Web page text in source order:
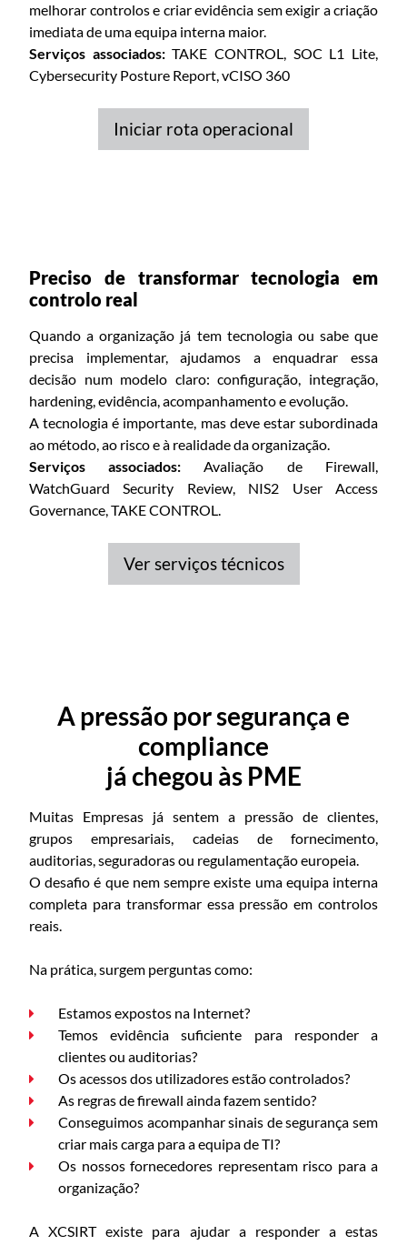
melhorar controlos e criar evidência sem exigir a criação
imediata de uma equipa interna maior.
Serviços associados: TAKE CONTROL, SOC L1 Lite,
Cybersecurity Posture Report, vCISO 360
Iniciar rota operacional
Preciso de transformar tecnologia em
controlo real
Quando a organização já tem tecnologia ou sabe que
precisa implementar, ajudamos a enquadrar essa
decisão num modelo claro: configuração, integração,
hardening, evidência, acompanhamento e evolução.
A tecnologia é importante, mas deve estar subordinada
ao método, ao risco e à realidade da organização.
Serviços associados: Avaliação de Firewall,
WatchGuard Security Review, NIS2 User Access
Governance, TAKE CONTROL.
Ver serviços técnicos
A pressão por segurança e
compliance
já chegou às PME
Muitas Empresas já sentem a pressão de clientes,
grupos empresariais, cadeias de fornecimento,
auditorias, seguradoras ou regulamentação europeia.
O desafio é que nem sempre existe uma equipa interna
completa para transformar essa pressão em controlos
reais.
Na prática, surgem perguntas como:
Estamos expostos na Internet?
Temos evidência suficiente para responder a
clientes ou auditorias?
Os acessos dos utilizadores estão controlados?
As regras de firewall ainda fazem sentido?
Conseguimos acompanhar sinais de segurança sem
criar mais carga para a equipa de TI?
Os nossos fornecedores representam risco para a
organização?
A XCSIRT existe para ajudar a responder a estas